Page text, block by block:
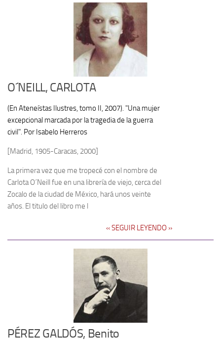
O´NEILL, CARLOTA
(En Ateneístas Ilustres, tomo II, 2007). "Una mujer
excepcional marcada por la tragedia de la guerra
civil". Por Isabelo Herreros
[Madrid, 1905-Caracas, 2000]
La primera vez que me tropecé con el nombre de
Carlota O´Neill fue en una librería de viejo, cerca del
Zocalo de la ciudad de México, hará unos veinte
años. El titulo del libro me l
‹‹ SEGUIR LEYENDO ››
PÉREZ GALDÓS, Benito